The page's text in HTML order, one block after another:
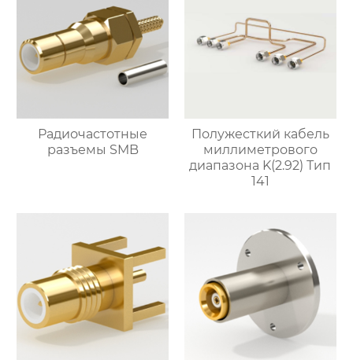
Радиочастотные
разъемы SMB
Полужесткий кабель
миллиметрового
диапазона K(2.92) Тип
141